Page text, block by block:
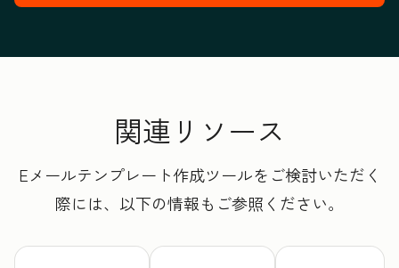
関連リソース
Eメールテンプレート作成ツールをご検討いただく
際には、以下の情報もご参照ください。